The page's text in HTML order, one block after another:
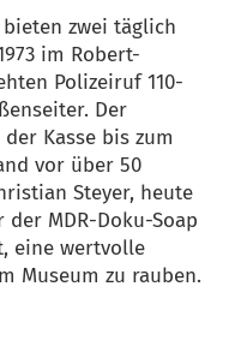
zwei täglich
im Robert-
Polizeiruf 110-
Der
Kasse bis zum
vor über 50
Steyer, heute
MDR-Doku-Soap
eine wertvolle
Museum zu rauben.